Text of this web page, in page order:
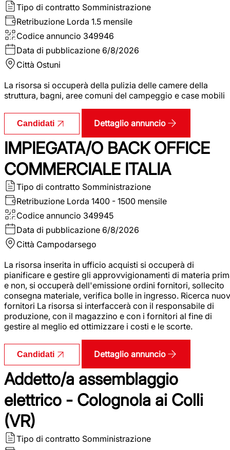
Tipo di contratto Somministrazione
Retribuzione Lorda 1.5 mensile
Codice annuncio 349946
Data di pubblicazione 6/8/2026
Città Ostuni
La risorsa si occuperà della pulizia delle camere della
struttura, bagni, aree comuni del campeggio e case mobili
Candidati Dettaglio annuncio
IMPIEGATA/O BACK OFFICE
COMMERCIALE ITALIA
Tipo di contratto Somministrazione
Retribuzione Lorda 1400 - 1500 mensile
Codice annuncio 349945
Data di pubblicazione 6/8/2026
Città Campodarsego
La risorsa inserita in ufficio acquisti si occuperà di
pianificare e gestire gli approvvigionamenti di materia
e non, si occuperà dell'emissione ordini fornitori, sollecito
consegna materiale, verifica bolle in ingresso. Ricerca
fornitori La risorsa si interfaccerà con il responsabile di
produzione, con il magazzino e con i fornitori al fine di
gestire al meglio ed ottimizzare i costi e le scorte.
Candidati Dettaglio annuncio
Addetto/a assemblaggio
elettrico - Colognola ai Colli
(VR)
Tipo di contratto Somministrazione